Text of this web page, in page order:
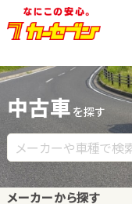
中古車 を探す
メーカーから探す